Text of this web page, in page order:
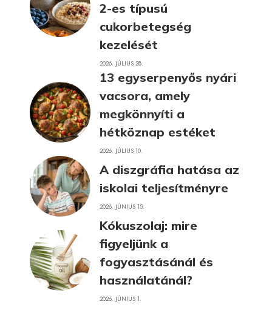
2-es típusú
cukorbetegség
kezelését
2026. JÚLIUS 28.
13 egyserpenyős nyári
vacsora, amely
megkönnyíti a
hétköznap estéket
2026. JÚLIUS 10.
A diszgráfia hatása az
iskolai teljesítményre
2026. JÚNIUS 15.
Kókuszolaj: mire
figyeljünk a
fogyasztásánál és
használatánál?
2026. JÚNIUS 1.